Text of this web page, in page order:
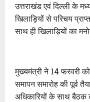
उत्तराखंड एवं दिल्ली के
खिलाड़ियों से परिचय
साथ ही खिलाड़ियों का
मुख्यमंत्री ने 14 फरवरी को
समापन समारोह की पूर्व
अधिकारियों के साथ बैठक